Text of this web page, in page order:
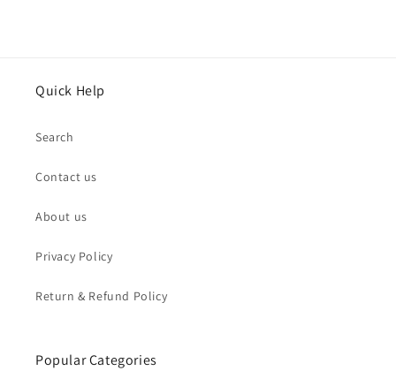
Quick Help
Search
Contact us
About us
Privacy Policy
Return & Refund Policy
Popular Categories